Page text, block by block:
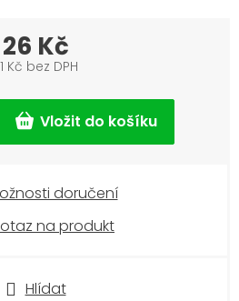
Hlídat
26 Kč
Kč bez DPH
cena:
doručení
na produkt